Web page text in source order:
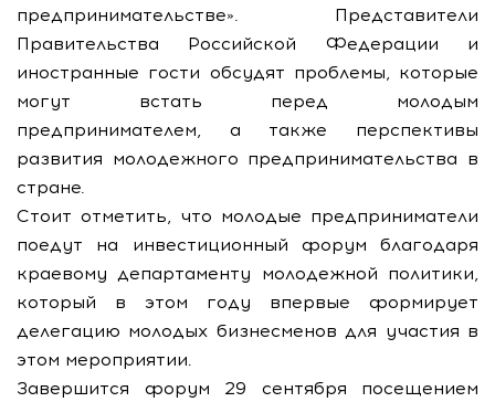
предпринимательстве». Представители
Правительства Российской Федерации и
иностранные гости обсудят проблемы, которые
могут встать перед молодым
предпринимателем, а также перспективы
развития молодежного предпринимательства в
стране.
Стоит отметить, что молодые предприниматели
поедут на инвестиционный форум благодаря
краевому департаменту молодежной политики,
который в этом году впервые формирует
делегацию молодых бизнесменов для участия в
этом мероприятии.
Завершится форум 29 сентября посещением